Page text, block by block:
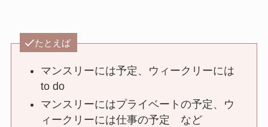
たとえば
マンスリーには予定、ウィークリーには
to do
マンスリーにはプライベートの予定、ウ
ィークリーには仕事の予定 など